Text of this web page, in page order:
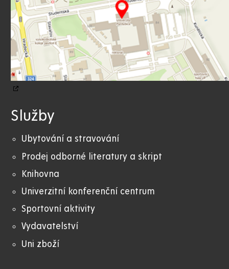
Služby
Ubytování a stravování
Prodej odborné literatury a skript
Knihovna
Univerzitní konferenční centrum
Sportovní aktivity
Vydavatelství
Uni zboží